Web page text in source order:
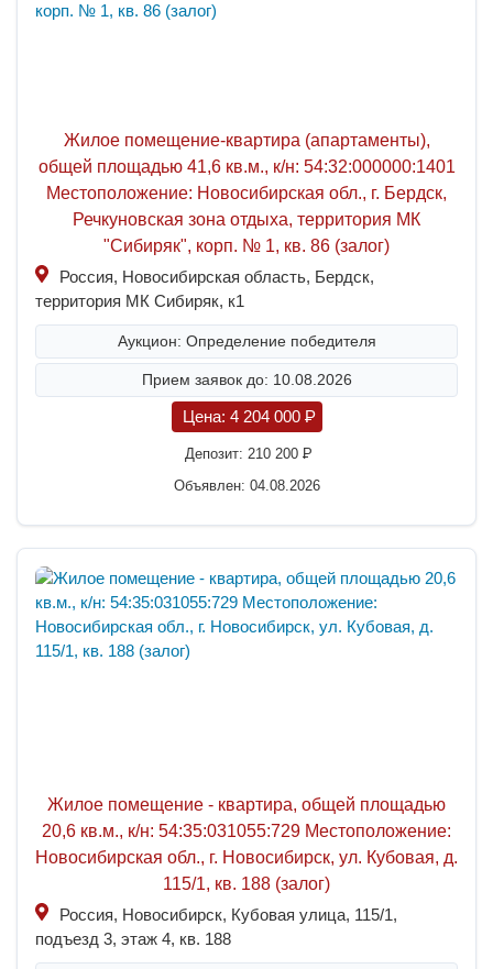
Жилое помещение-квартира (апартаменты),
общей площадью 41,6 кв.м., к/н: 54:32:000000:1401
Местоположение: Новосибирская обл., г. Бердск,
Речкуновская зона отдыха, территория МК
"Сибиряк", корп. № 1, кв. 86 (залог)
Россия, Новосибирская область, Бердск,
территория МК Сибиряк, к1
Аукцион: Определение победителя
Прием заявок до: 10.08.2026
Цена: 4 204 000 P
Депозит: 210 200 P
Объявлен: 04.08.2026
Жилое помещение - квартира, общей площадью
20,6 кв.м., к/н: 54:35:031055:729 Местоположение:
Новосибирская обл., г. Новосибирск, ул. Кубовая, д.
115/1, кв. 188 (залог)
Россия, Новосибирск, Кубовая улица, 115/1,
подъезд 3, этаж 4, кв. 188